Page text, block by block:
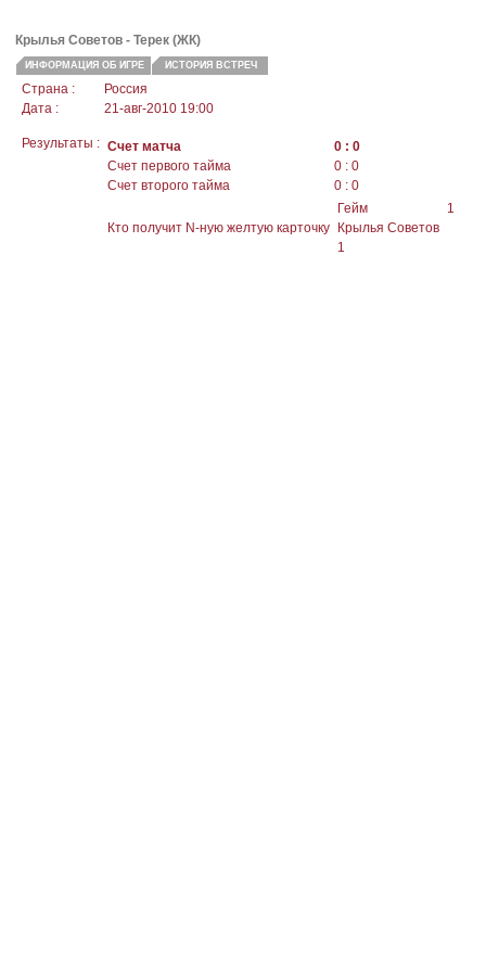
Крылья Советов - Терек (ЖК)
ИНФОРМАЦИЯ ОБ ИГРЕ ИСТОРИЯ ВСТРЕЧ
Страна :
Россия
Дата :
21-авг-2010 19:00
Результаты : Счет матча
0 : 0
Счет первого тайма
0 : 0
Счет второго тайма
0 : 0
Кто получит N-ную желтую карточку
Гейм
1
Крылья Советов
1